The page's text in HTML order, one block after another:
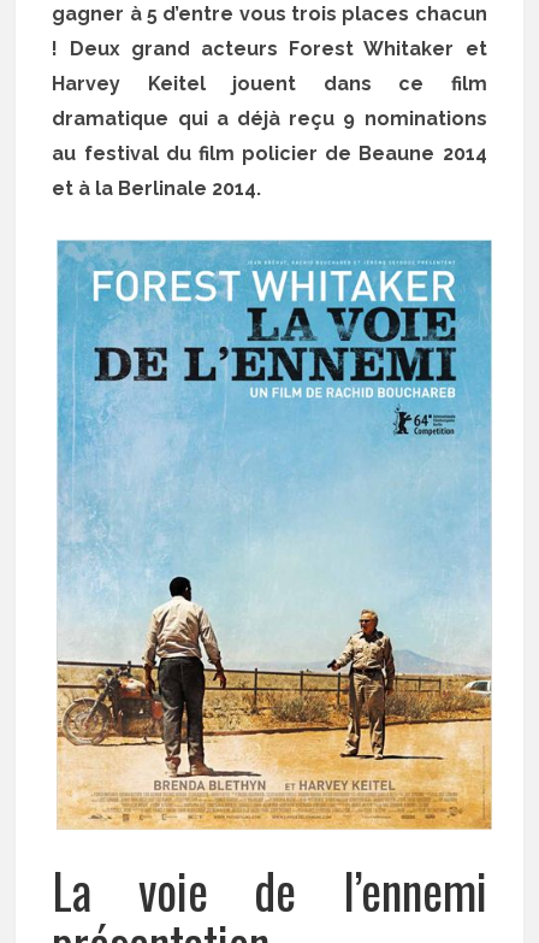
gagner à 5 d’entre vous trois places chacun
! Deux grand acteurs Forest Whitaker et
Harvey Keitel jouent dans ce film
dramatique qui a déjà reçu 9 nominations
au festival du film policier de Beaune 2014
et à la Berlinale 2014.
La voie de l’ennemi